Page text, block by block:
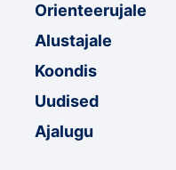
Orienteerujale
Alustajale
Koondis
Uudised
Ajalugu